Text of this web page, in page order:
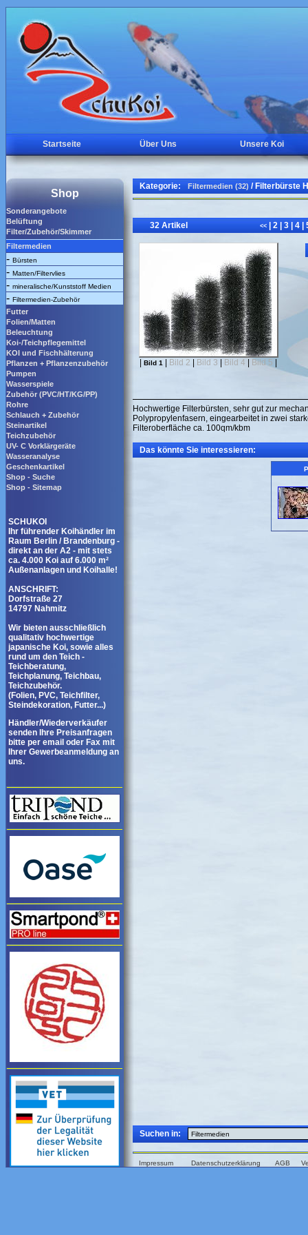
Startseite Über Uns Unsere Koi
Shop
Sonderangebote
Belüftung
Filter/Zubehör/Skimmer
Filtermedien
- Bürsten
- Matten/Filtervlies
- mineralische/Kunststoff Medien
- Filtermedien-Zubehör
Futter
Folien/Matten
Beleuchtung
Koi-/Teichpflegemittel
KOI und Fischhälterung
Pflanzen + Pflanzenzubehör
Pumpen
Wasserspiele
Zubehör (PVC/HT/KG/PP)
Rohre
Schlauch + Zubehör
Steinartikel
Teichzubehör
UV- C Vorklärgeräte
Wasseranalyse
Geschenkartikel
Shop - Suche
Shop - Sitemap
SCHUKOI
Ihr führender Koihändler im
Raum Berlin / Brandenburg -
direkt an der A2 - mit stets
ca. 4.000 Koi auf 6.000 m²
Außenanlagen und Koihalle!
ANSCHRIFT:
Dorfstraße 27
14797 Nahmitz
Wir bieten ausschließlich
qualitativ hochwertige
japanische Koi, sowie alles
rund um den Teich -
Teichberatung,
Teichplanung, Teichbau,
Teichzubehör.
(Folien, PVC, Teichfilter,
Steindekoration, Futter...)
Händler/Wiederverkäufer
senden Ihre Preisanfragen
bitte per email oder Fax mit
Ihrer Gewerbeanmeldung an
uns.
Kategorie: Filtermedien (32) / Filterbürste
32 Artikel << 2 3 4
Bild 1 Bild 2 Bild 3 Bild 4 Bild 5
Hochwertige Filterbürsten, sehr gut zur
Polypropylenfasern, eingearbeitet in zwei
Filteroberfläche ca. 100qm/kbm
Das könnte Sie interessieren:
Suchen in:
Impressum Datenschutzerklärung AGB